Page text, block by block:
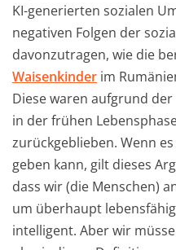
KI-generierten sozialen
negativen Folgen der
davonzutragen, wie die
Waisenkinder im
Diese waren aufgrund
in der frühen
zurückgeblieben. Wenn
geben kann, gilt dieses
dass wir (die Menschen)
um überhaupt
intelligent. Aber wir